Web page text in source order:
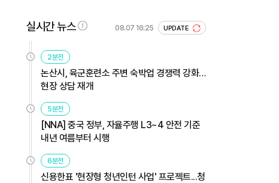
실시간 뉴스 08.07 16:25 UPDATE
2분전
논산시, 육군훈련소 주변 숙박업 경쟁력 강화…
현장 상담 재개
5분전
[NNA] 중국 정부, 자율주행 L3~4 안전 기준
내년 여름부터 시행
6분전
신용한표 '현장형 청년인턴 사업' 프로젝트...청